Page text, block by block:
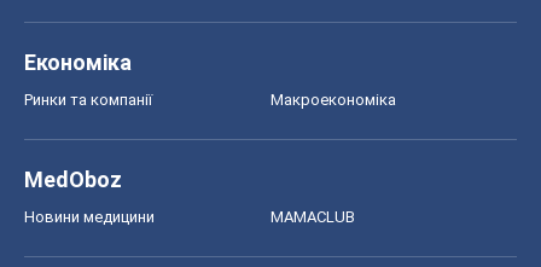
Економіка
Ринки та компанії Макроекономіка
MedOboz
Новини медицини MAMACLUB